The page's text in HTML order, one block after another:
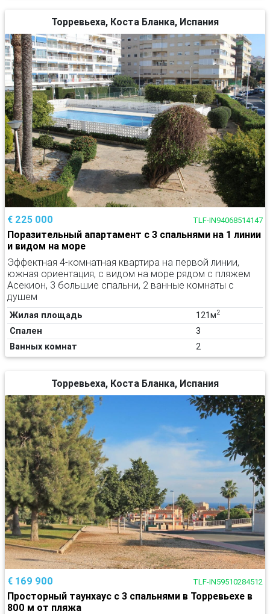
Торревьеха, Коста Бланка, Испания
€ 225 000 TLF-IN94068514147
Поразительный апартамент с 3 спальнями на 1 линии
и видом на море
Эффектная 4-комнатная квартира на первой линии,
южная ориентация, с видом на море рядом с пляжем
Асекион, 3 большие спальни, 2 ванные комнаты с
душем
Жилая площадь 121м2
Спален
3
Ванных комнат
2
Торревьеха, Коста Бланка, Испания
€ 169 900 TLF-IN59510284512
Просторный таунхаус с 3 спальнями в Торревьехе в
800 м от пляжа